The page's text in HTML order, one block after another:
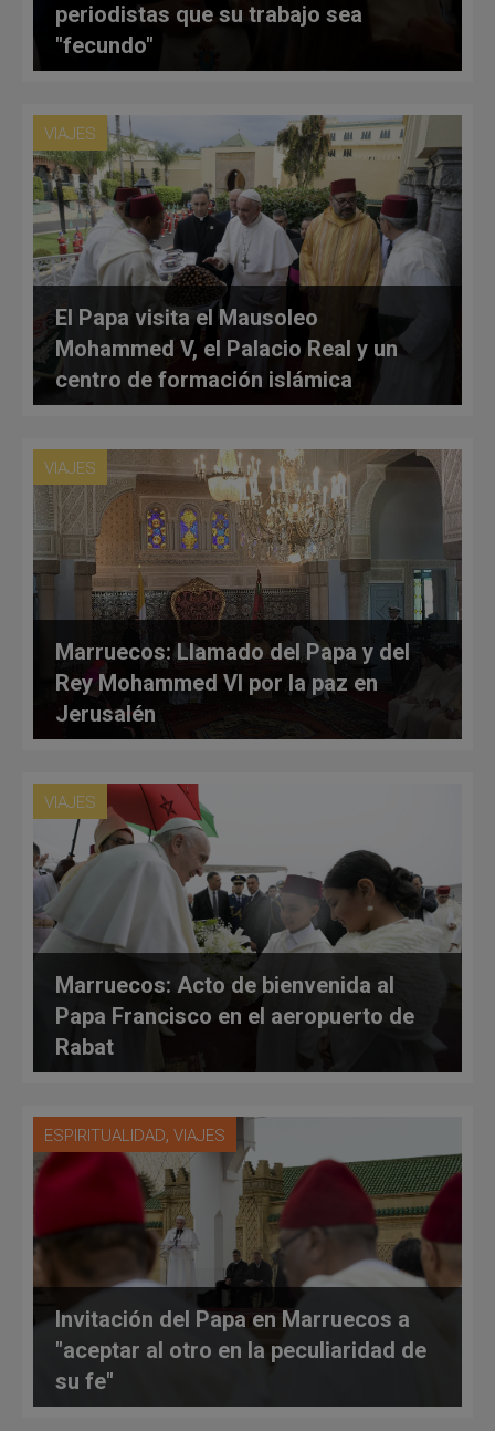
periodistas que su trabajo sea
"fecundo"
VIAJES
El Papa visita el Mausoleo
Mohammed V, el Palacio Real y un
centro de formación islámica
VIAJES
Marruecos: Llamado del Papa y del
Rey Mohammed VI por la paz en
Jerusalén
VIAJES
Marruecos: Acto de bienvenida al
Papa Francisco en el aeropuerto de
Rabat
ESPIRITUALIDAD, VIAJES
Invitación del Papa en Marruecos a
"aceptar al otro en la peculiaridad de
su fe"